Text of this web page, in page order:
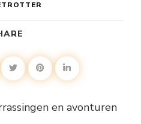
en avonturen